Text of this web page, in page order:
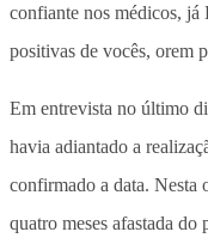
confiante nos médicos, já
positivas de vocês, orem
Em entrevista no último
havia adiantado a
confirmado a data. Nesta
quatro meses afastada